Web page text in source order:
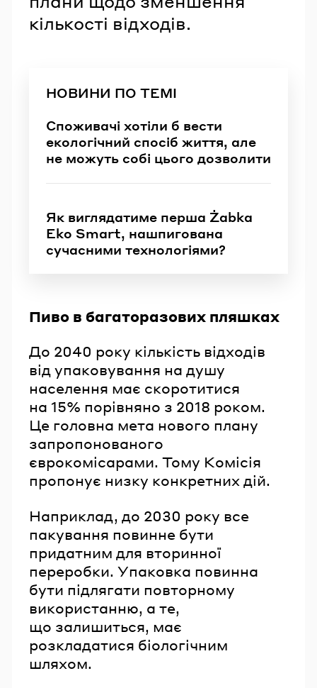
кількості відходів.
НОВИНИ ПО ТЕМІ
Споживачі хотіли б вести
екологічний спосіб життя, але
не можуть собі цього дозволити
Як виглядатиме перша Żabka
Eko Smart, нашпигована
сучасними технологіями?
Пиво в багаторазових пляшках
До 2040 року кількість відходів
від упаковування на душу
населення має скоротитися
на 15% порівняно з 2018 роком.
Це головна мета нового плану
запропонованого
єврокомісарами. Тому Комісія
пропонує низку конкретних дій.
Наприклад, до 2030 року все
пакування повинне бути
придатним для вторинної
переробки. Упаковка повинна
бути підлягати повторному
використанню, а те,
що залишиться, має
розкладатися біологічним
шляхом.